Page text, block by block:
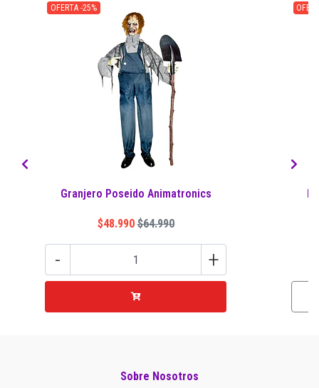
OFERTA -25%
Granjero Poseido Animatronics
$48.990 $64.990
- +
Sobre Nosotros